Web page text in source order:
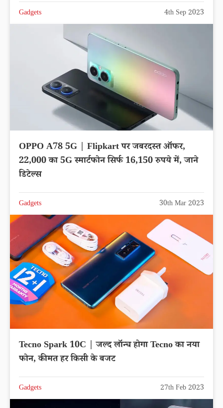
Gadgets 4th Sep 2023
OPPO A78 5G | Flipkart पर जबरदस्त ऑफर,
22,000 का 5G स्मार्टफोन सिर्फ 16,150 रुपये में, जाने
डिटेल्स
Gadgets 30th Mar 2023
Tecno Spark 10C | जल्द लॉन्च होगा Tecno का नया
फोन, कीमत हर किसी के बजट
Gadgets 27th Feb 2023